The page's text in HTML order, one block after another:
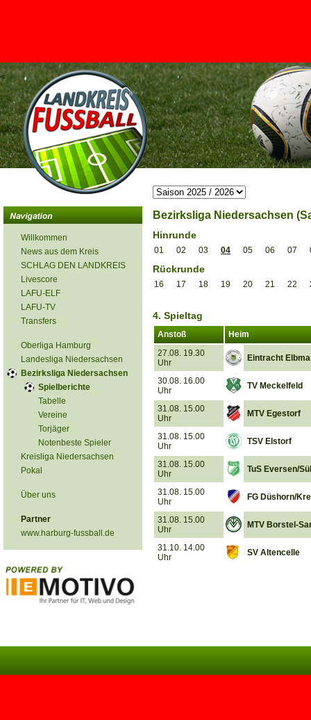
<
Willkommen
News aus dem Kreis
SCHLAG DEN LANDKREIS
Livescore
LAFU-ELF
LAFU-TV
Transfers
Oberliga Hamburg
Landesliga Niedersachsen
Bezirksliga Niedersachsen
Spielberichte
Tabelle
Vereine
Torjäger
Notenbeste Spieler
Kreisliga Niedersachsen
Pokal
Über uns
Partner
www.harburg-fussball.de
Bezirksliga Niedersachsen
Hinrunde
01 02 03 04 05 06 07
Rückrunde
16 17 18 19 20 21 22
4. Spieltag
Anstoß
Heim
27.08. 19.30
Uhr
Eintracht
30.08. 16.00
Uhr
TV Meckelfeld
31.08. 15.00
Uhr
MTV Egestorf
31.08. 15.00
Uhr
TSV Elstorf
31.08. 15.00
Uhr
TuS Eversen/
31.08. 15.00
Uhr
FG Düshorn/
31.08. 15.00
Uhr
MTV Borstel-
31.10. 14.00
Uhr
SV Altencelle